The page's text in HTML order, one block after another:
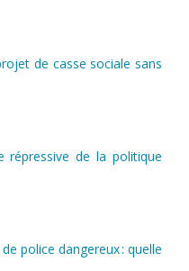
de casse sociale sans
répressive de la politique
police dangereux : quelle